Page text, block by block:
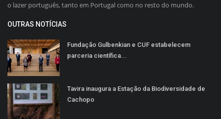
o lazer português, tanto em Portugal como no resto do mundo.
OUTRAS NOTÍCIAS
Fundação Gulbenkian e CUF estabelecem
parceria científica...
Tavira inaugura a Estação da Biodiversidade de
Cachopo